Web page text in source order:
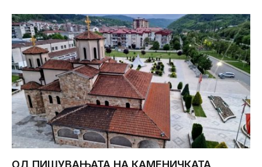
ОД ПИШУВАЊАТА НА КАМЕНИЧКАТА